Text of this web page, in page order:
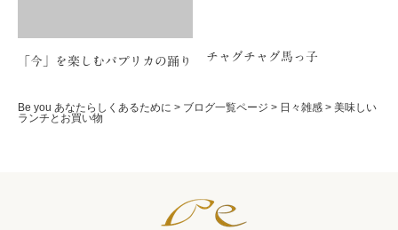
「今」を楽しむパプリカの踊り チャグチャグ馬っ子
Be you あなたらしくあるために > ブログ一覧ページ > 日々雑感 > 美味しい
ランチとお買い物